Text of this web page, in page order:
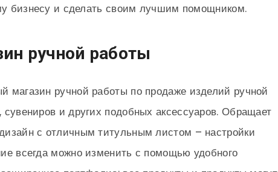
бизнесу и сделать своим лучшим помощником.
ручной работы
магазин ручной работы по продаже изделий ручной
и других подобных аксессуаров. Обращает
с отличным титульным листом – настройки
всегда можно изменить с помощью удобного